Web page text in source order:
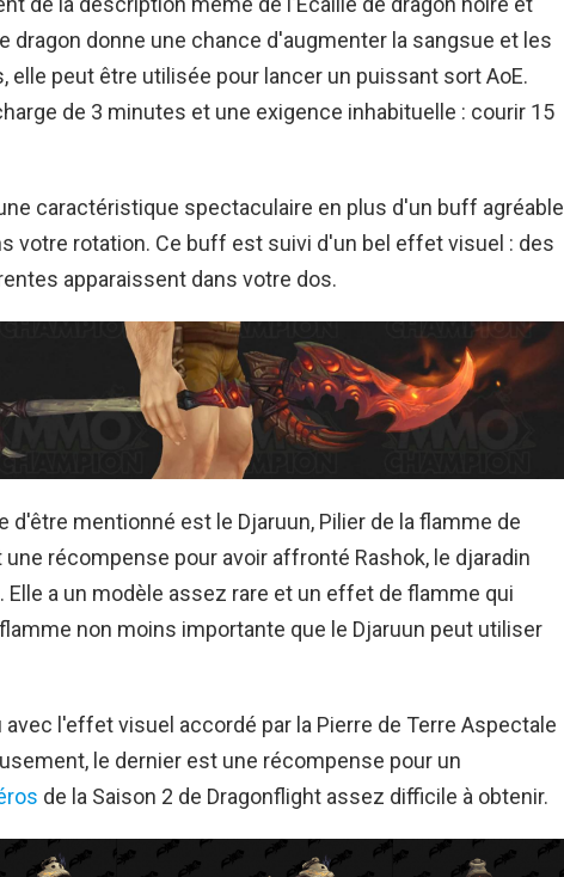
dragon donne une chance d'augmenter la sangsue et les
elle peut être utilisée pour lancer un puissant sort AoE.
de 3 minutes et une exigence inhabituelle : courir 15
caractéristique spectaculaire en plus d'un buff agréable
votre rotation. Ce buff est suivi d'un bel effet visuel : des
apparaissent dans votre dos.
d'être mentionné est le Djaruun, Pilier de la flamme de
une récompense pour avoir affronté Rashok, le djaradin
Elle a un modèle assez rare et un effet de flamme qui
non moins importante que le Djaruun peut utiliser
avec l'effet visuel accordé par la Pierre de Terre Aspectale
le dernier est une récompense pour un
de la Saison 2 de Dragonflight assez difficile à obtenir.